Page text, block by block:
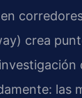
crea